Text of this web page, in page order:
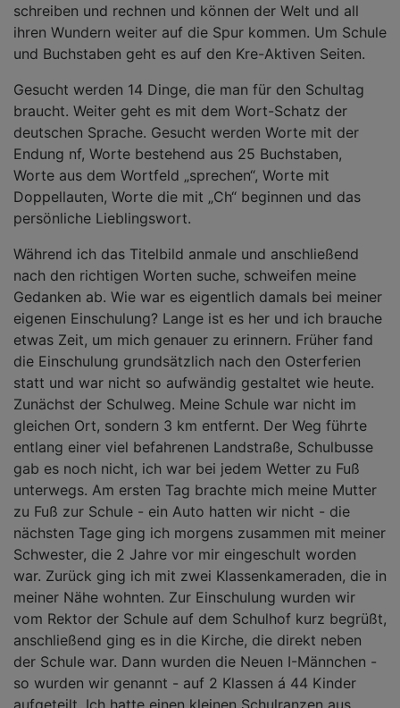
schreiben und rechnen und können der Welt und all
ihren Wundern weiter auf die Spur kommen. Um Schule
und Buchstaben geht es auf den Kre-Aktiven Seiten.
Gesucht werden 14 Dinge, die man für den Schultag
braucht. Weiter geht es mit dem Wort-Schatz der
deutschen Sprache. Gesucht werden Worte mit der
Endung nf, Worte bestehend aus 25 Buchstaben,
Worte aus dem Wortfeld „sprechen“, Worte mit
Doppellauten, Worte die mit „Ch“ beginnen und das
persönliche Lieblingswort.
Während ich das Titelbild anmale und anschließend
nach den richtigen Worten suche, schweifen meine
Gedanken ab. Wie war es eigentlich damals bei meiner
eigenen Einschulung? Lange ist es her und ich brauche
etwas Zeit, um mich genauer zu erinnern. Früher fand
die Einschulung grundsätzlich nach den Osterferien
statt und war nicht so aufwändig gestaltet wie heute.
Zunächst der Schulweg. Meine Schule war nicht im
gleichen Ort, sondern 3 km entfernt. Der Weg führte
entlang einer viel befahrenen Landstraße, Schulbusse
gab es noch nicht, ich war bei jedem Wetter zu Fuß
unterwegs. Am ersten Tag brachte mich meine Mutter
zu Fuß zur Schule - ein Auto hatten wir nicht - die
nächsten Tage ging ich morgens zusammen mit meiner
Schwester, die 2 Jahre vor mir eingeschult worden
war. Zurück ging ich mit zwei Klassenkameraden, die in
meiner Nähe wohnten. Zur Einschulung wurden wir
vom Rektor der Schule auf dem Schulhof kurz begrüßt,
anschließend ging es in die Kirche, die direkt neben
der Schule war. Dann wurden die Neuen I-Männchen -
so wurden wir genannt - auf 2 Klassen á 44 Kinder